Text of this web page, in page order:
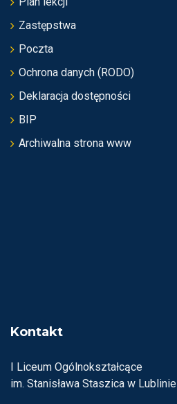
Zastępstwa
Poczta
Ochrona danych (RODO)
Deklaracja dostępności
BIP
Archiwalna strona www
Kontakt
I Liceum Ogólnokształcące
im. Stanisława Staszica w Lublinie